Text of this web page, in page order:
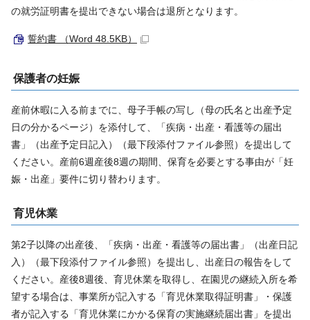
の就労証明書を提出できない場合は退所となります。
誓約書 （Word 48.5KB）
保護者の妊娠
産前休暇に入る前までに、母子手帳の写し（母の氏名と出産予定
日の分かるページ）を添付して、「疾病・出産・看護等の届出
書」（出産予定日記入）（最下段添付ファイル参照）を提出して
ください。産前6週産後8週の期間、保育を必要とする事由が「妊
娠・出産」要件に切り替わります。
育児休業
第2子以降の出産後、「疾病・出産・看護等の届出書」（出産日記
入）（最下段添付ファイル参照）を提出し、出産日の報告をして
ください。産後8週後、育児休業を取得し、在園児の継続入所を希
望する場合は、事業所が記入する「育児休業取得証明書」・保護
者が記入する「育児休業にかかる保育の実施継続届出書」を提出